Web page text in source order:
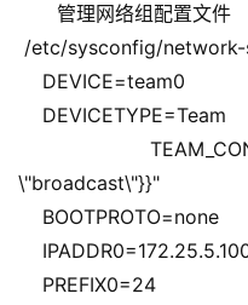
管理网络组配置文件
/etc/sysconfig/
DEVICE=team0
DEVICETYPE=Team
\"broadcast\"}}"
BOOTPROTO=none
PREFIX0=24